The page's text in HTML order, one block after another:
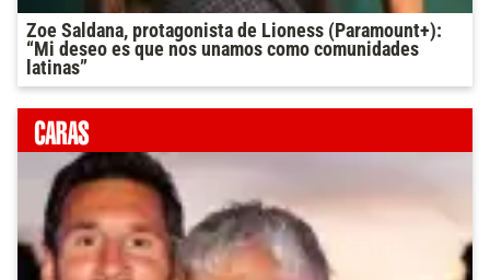
Zoe Saldana, protagonista de Lioness (Paramount+):
“Mi deseo es que nos unamos como comunidades
latinas”